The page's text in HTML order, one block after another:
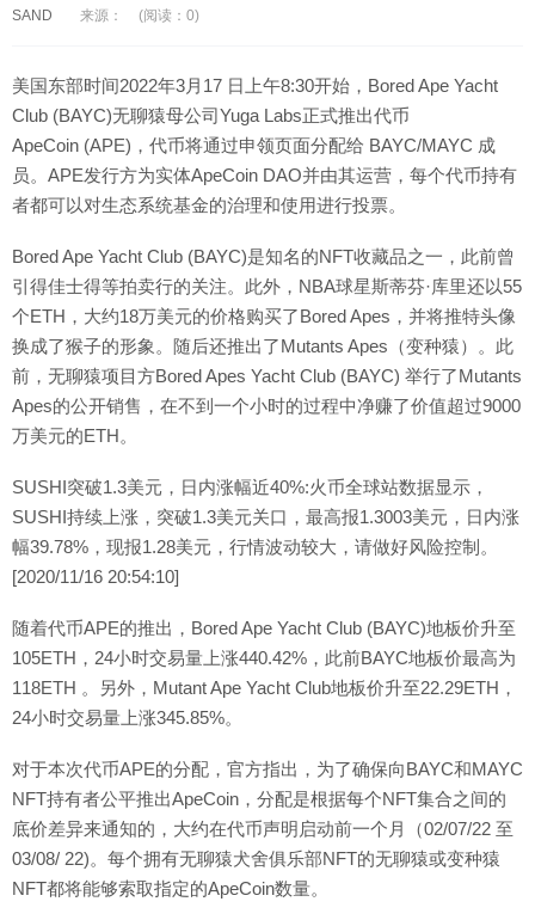
SAND 来源： (阅读：0)
美国东部时间2022年3月17 日上午8:30开始，Bored Ape Yacht
Club (BAYC)无聊猿母公司Yuga Labs正式推出代币
ApeCoin (APE)，代币将通过申领页面分配给 BAYC/MAYC 成
员。APE发行方为实体ApeCoin DAO并由其运营，每个代币持有
者都可以对生态系统基金的治理和使用进行投票。
Bored Ape Yacht Club (BAYC)是知名的NFT收藏品之一，此前曾
引得佳士得等拍卖行的关注。此外，NBA球星斯蒂芬·库里还以55
个ETH，大约18万美元的价格购买了Bored Apes，并将推特头像
换成了猴子的形象。随后还推出了Mutants Apes（变种猿）。此
前，无聊猿项目方Bored Apes Yacht Club (BAYC) 举行了Mutants
Apes的公开销售，在不到一个小时的过程中净赚了价值超过9000
万美元的ETH。
SUSHI突破1.3美元，日内涨幅近40%:火币全球站数据显示，
SUSHI持续上涨，突破1.3美元关口，最高报1.3003美元，日内涨
幅39.78%，现报1.28美元，行情波动较大，请做好风险控制。
[2020/11/16 20:54:10]
随着代币APE的推出，Bored Ape Yacht Club (BAYC)地板价升至
105ETH，24小时交易量上涨440.42%，此前BAYC地板价最高为
118ETH 。另外，Mutant Ape Yacht Club地板价升至22.29ETH，
24小时交易量上涨345.85%。
对于本次代币APE的分配，官方指出，为了确保向BAYC和MAYC
NFT持有者公平推出ApeCoin，分配是根据每个NFT集合之间的
底价差异来通知的，大约在代币声明启动前一个月（02/07/22 至
03/08/ 22)。每个拥有无聊猿犬舍俱乐部NFT的无聊猿或变种猿
NFT都将能够索取指定的ApeCoin数量。